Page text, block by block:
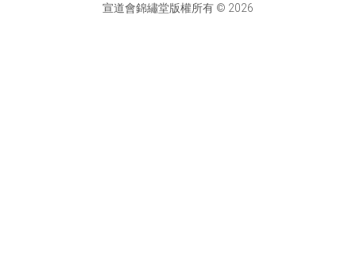
宣道會錦繡堂版權所有 © 2026